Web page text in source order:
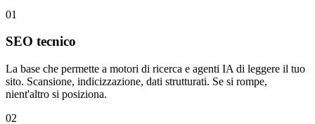
01
SEO tecnico
La base che permette a motori di ricerca e agenti IA di leggere il tuo
sito. Scansione, indicizzazione, dati strutturati. Se si rompe,
nient'altro si posiziona.
02